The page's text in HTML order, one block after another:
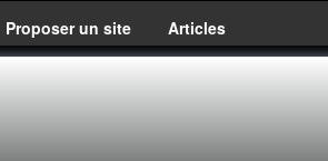
Proposer un site Articles